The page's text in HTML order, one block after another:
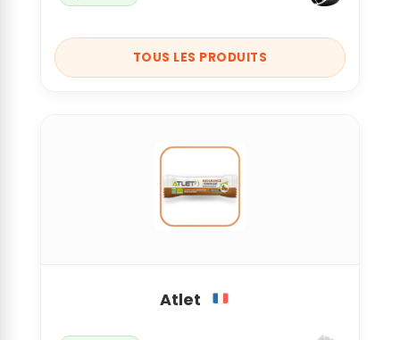
TOUS LES PRODUITS
Atlet